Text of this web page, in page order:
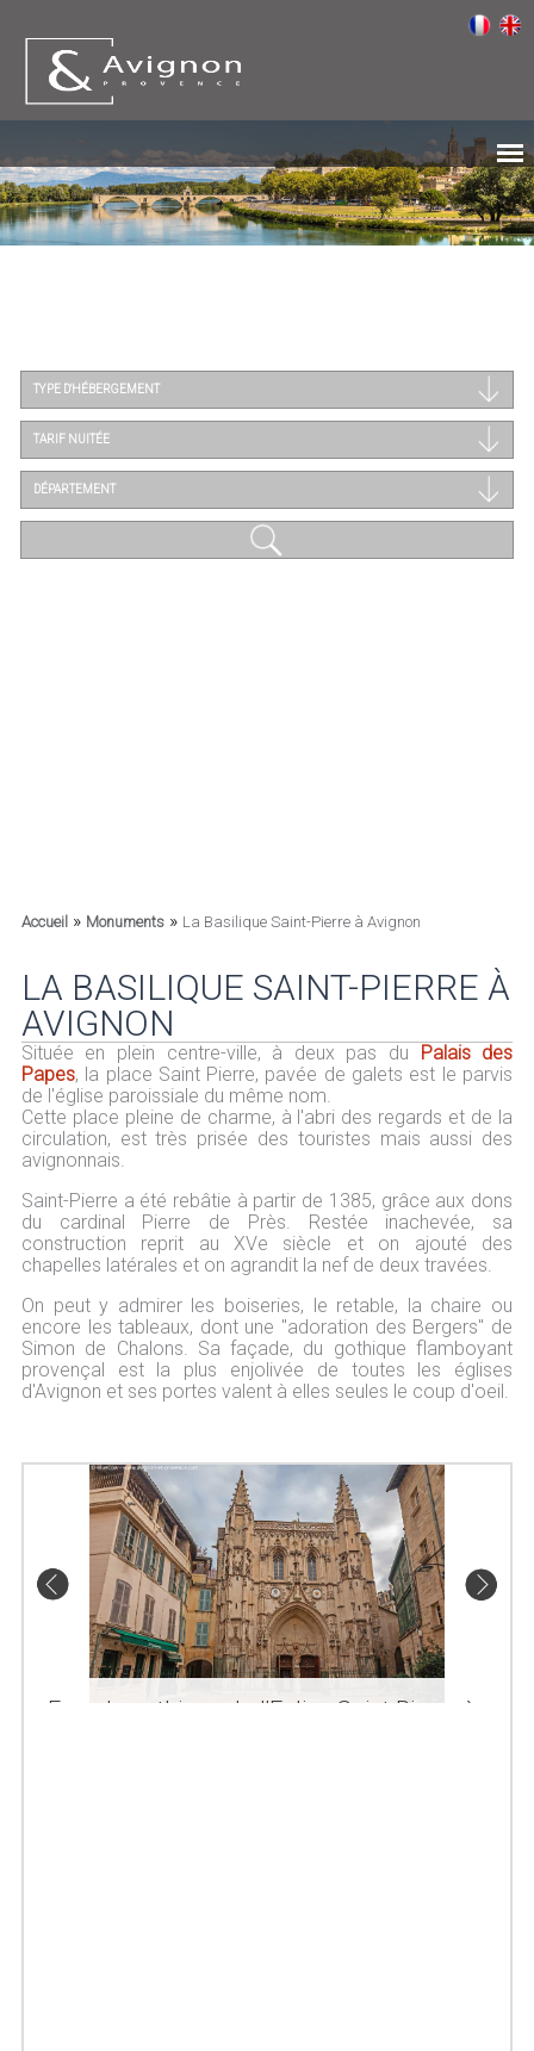
TYPE D'HÉBERGEMENT
TARIF NUITÉE
DÉPARTEMENT
Accueil» Monuments» La Basilique Saint-Pierre à Avignon
LA BASILIQUE SAINT-PIERRE À
AVIGNON
Située en plein centre-ville, à deux pas du Palais des
Papes, la place Saint Pierre, pavée de galets est le parvis
de l'église paroissiale du même nom.
Cette place pleine de charme, à l'abri des regards et de la
circulation, est très prisée des touristes mais aussi des
avignonnais.
Saint-Pierre a été rebâtie à partir de 1385, grâce aux dons
du cardinal Pierre de Près. Restée inachevée, sa
construction reprit au XVe siècle et on ajouté des
chapelles latérales et on agrandit la nef de deux travées.
On peut y admirer les boiseries, le retable, la chaire ou
encore les tableaux, dont une "adoration des Bergers" de
Simon de Chalons. Sa façade, du gothique flamboyant
provençal est la plus enjolivée de toutes les églises
d'Avignon et ses portes valent à elles seules le coup d'oeil.
Façade gothique de l'Eglise Saint Pierre à